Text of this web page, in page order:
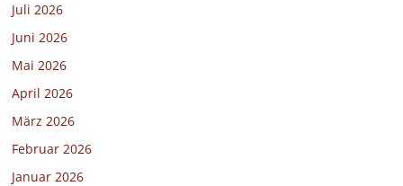
Juli 2026
Juni 2026
Mai 2026
April 2026
März 2026
Februar 2026
Januar 2026